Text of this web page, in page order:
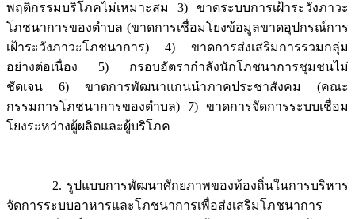
พฤติกรรมบริโภคไม่เหมาะสม 3) ขาดระบบการเฝ้าระวังภาวะ
โภชนาการของตำบล (ขาดการเชื่อมโยงข้อมูลขาดอุปกรณ์การ
เฝ้าระวังภาวะโภชนาการ) 4) ขาดการส่งเสริมการรวมกลุ่ม
อย่างต่อเนื่อง 5) กรอบอัตรากำลังนักโภชนาการชุมชนไม่
ชัดเจน 6) ขาดการพัฒนาแกนนำภาคประชาสังคม (คณะ
กรรมการโภชนาการของตำบล) 7) ขาดการจัดการระบบเชื่อม
โยงระหว่างผู้ผลิตและผู้บริโภค
2. รูปแบบการพัฒนาศักยภาพของท้องถิ่นในการบริหาร
จัดการระบบอาหารและโภชนาการเพื่อส่งเสริมโภชนาการ